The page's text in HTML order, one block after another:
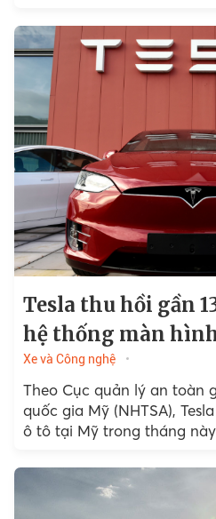
Tesla thu hồi gần
hệ thống màn
Xe và Công nghệ
Theo Cục quản lý an toàn
quốc gia Mỹ (NHTSA),
ô tô tại Mỹ trong tháng